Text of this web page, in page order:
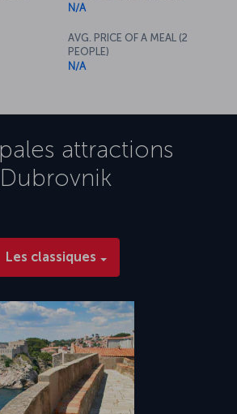
N/A
AVG. PRICE OF A MEAL (2
PEOPLE)
N/A
attractions
Dubrovnik
Les classiques